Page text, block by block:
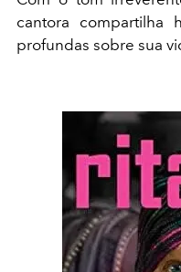
cantora compartilha
profundas sobre sua